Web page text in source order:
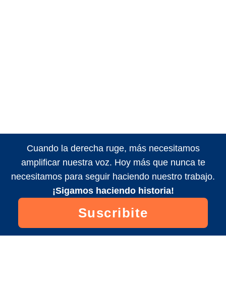
Cuando la derecha ruge, más necesitamos
amplificar nuestra voz. Hoy más que nunca te
necesitamos para seguir haciendo nuestro trabajo.
¡Sigamos haciendo historia!
Suscribite